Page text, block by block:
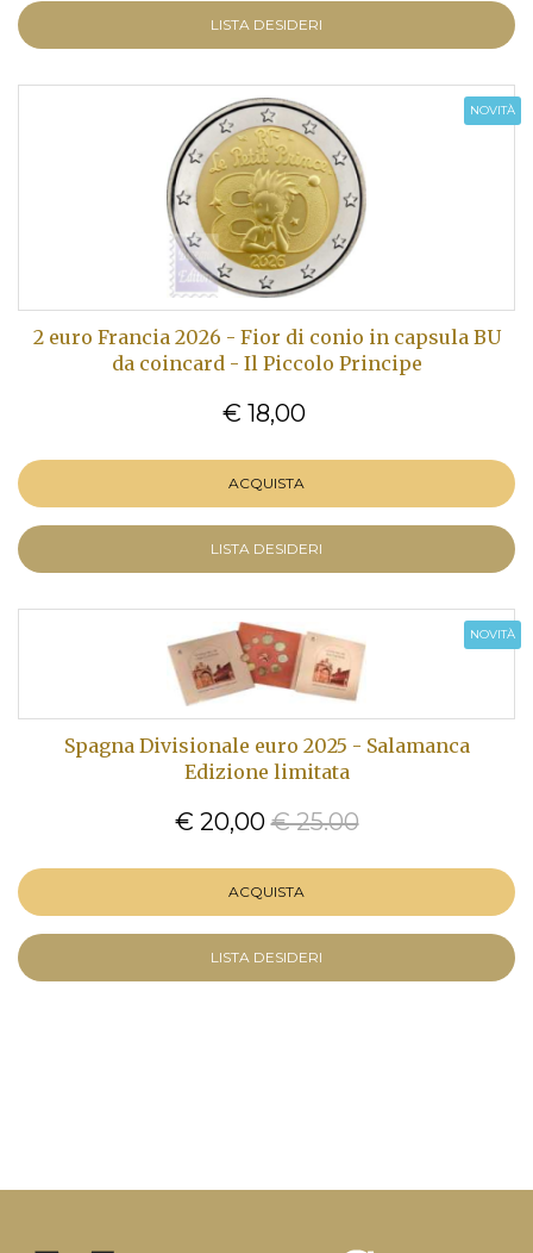
LISTA DESIDERI
NOVITÀ
2 euro Francia 2026 - Fior di conio in capsula BU
da coincard - Il Piccolo Principe
€ 18,00
ACQUISTA
LISTA DESIDERI
NOVITÀ
Spagna Divisionale euro 2025 - Salamanca
Edizione limitata
€ 20,00 € 25.00
ACQUISTA
LISTA DESIDERI